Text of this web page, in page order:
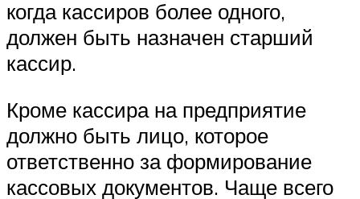
когда кассиров более одного,
должен быть назначен старший
кассир.
Кроме кассира на предприятие
должно быть лицо, которое
ответственно за формирование
кассовых документов. Чаще всего